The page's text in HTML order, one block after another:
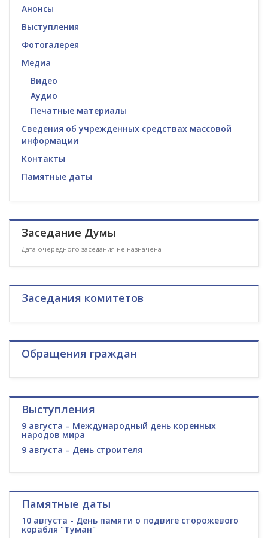
Анонсы
Выступления
Фотогалерея
Медиа
Видео
Аудио
Печатные материалы
Сведения об учрежденных средствах массовой
информации
Контакты
Памятные даты
Заседание Думы
Дата очередного заседания не назначена
Заседания комитетов
Обращения граждан
Выступления
9 августа – Международный день коренных
народов мира
9 августа – День строителя
Памятные даты
10 августа - День памяти о подвиге сторожевого
корабля "Туман"